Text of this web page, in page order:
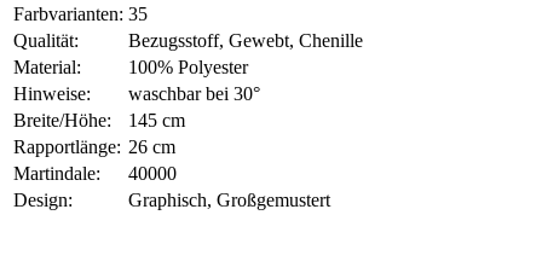
Farbvarianten: 35
Qualität:
Bezugsstoff, Gewebt, Chenille
Material:
100% Polyester
Hinweise:
waschbar bei 30°
Breite/Höhe:
145 cm
Rapportlänge: 26 cm
Martindale:
40000
Design:
Graphisch, Großgemustert